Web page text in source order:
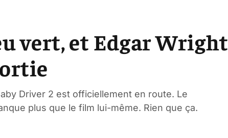
vert, et Edgar Wright
Driver 2 est officiellement en route. Le
plus que le film lui-même. Rien que ça.